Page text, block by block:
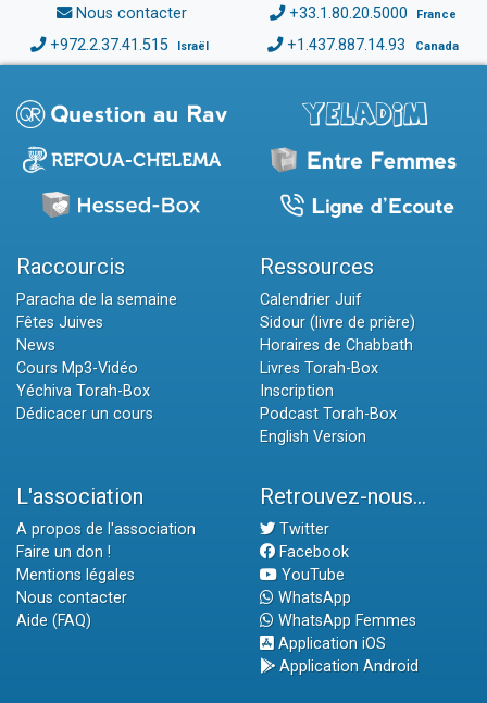
Nous contacter +33.1.80.20.5000 France
+972.2.37.41.515 Israël +1.437.887.14.93 Canada
Raccourcis
Paracha de la semaine
Fêtes Juives
News
Cours Mp3-Vidéo
Yéchiva Torah-Box
Dédicacer un cours
Ressources
Calendrier Juif
Sidour (livre de prière)
Horaires de Chabbath
Livres Torah-Box
Inscription
Podcast Torah-Box
English Version
L'association
A propos de l'association
Faire un don !
Mentions légales
Nous contacter
Aide (FAQ)
Retrouvez-nous...
Twitter
Facebook
YouTube
WhatsApp
WhatsApp Femmes
Application iOS
Application Android